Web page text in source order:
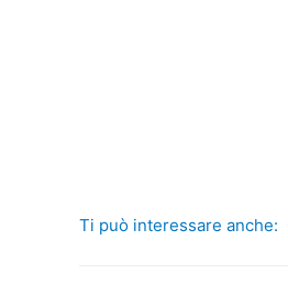
Ti può interessare anche: